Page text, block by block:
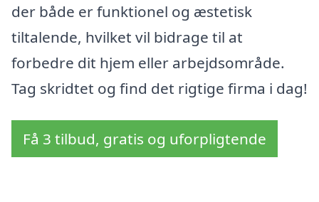
der både er funktionel og æstetisk
tiltalende, hvilket vil bidrage til at
forbedre dit hjem eller arbejdsområde.
Tag skridtet og find det rigtige firma i dag!
Få 3 tilbud, gratis og uforpligtende